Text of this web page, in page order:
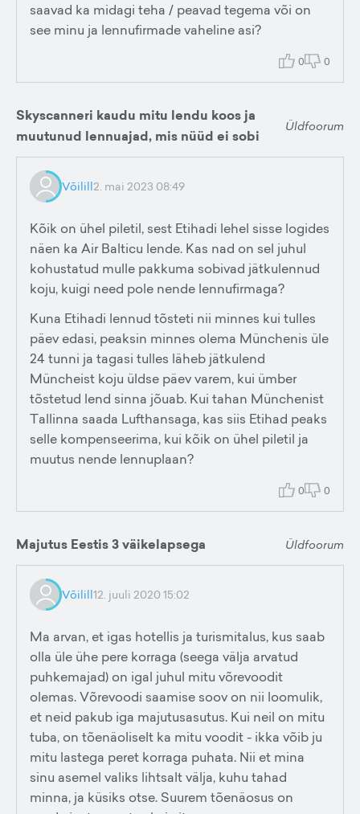
saavad ka midagi teha / peavad tegema või on
see minu ja lennufirmade vaheline asi?
0 0
Skyscanneri kaudu mitu lendu koos ja
muutunud lennuajad, mis nüüd ei sobi
Üldfoorum
Võilill2. mai 2023 08:49
Kõik on ühel piletil, sest Etihadi lehel sisse logides
näen ka Air Balticu lende. Kas nad on sel juhul
kohustatud mulle pakkuma sobivad jätkulennud
koju, kuigi need pole nende lennufirmaga?
Kuna Etihadi lennud tõsteti nii minnes kui tulles
päev edasi, peaksin minnes olema Münchenis üle
24 tunni ja tagasi tulles läheb jätkulend
Müncheist koju üldse päev varem, kui ümber
tõstetud lend sinna jõuab. Kui tahan Münchenist
Tallinna saada Lufthansaga, kas siis Etihad peaks
selle kompenseerima, kui kõik on ühel piletil ja
muutus nende lennuplaan?
0 0
Majutus Eestis 3 väikelapsega Üldfoorum
Võilill12. juuli 2020 15:02
Ma arvan, et igas hotellis ja turismitalus, kus saab
olla üle ühe pere korraga (seega välja arvatud
puhkemajad) on igal juhul mitu võrevoodit
olemas. Võrevoodi saamise soov on nii loomulik,
et neid pakub iga majutusasutus. Kui neil on mitu
tuba, on tõenäoliselt ka mitu voodit - ikka võib ju
mitu lastega peret korraga puhata. Nii et mina
sinu asemel valiks lihtsalt välja, kuhu tahad
minna, ja küsiks otse. Suurem tõenäosus on